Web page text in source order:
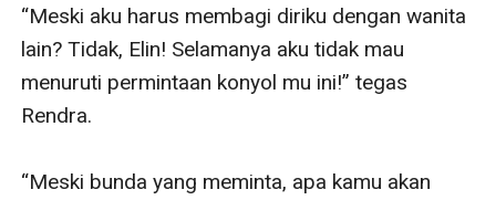
“Meski aku harus membagi diriku dengan wanita
lain? Tidak, Elin! Selamanya aku tidak mau
menuruti permintaan konyol mu ini!” tegas
Rendra.
“Meski bunda yang meminta, apa kamu akan